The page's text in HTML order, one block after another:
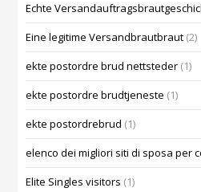
Echte
Eine legitime Versandbrautbraut (2)
ekte postordre brud nettsteder (1)
ekte postordre brudtjeneste (1)
ekte postordrebrud (1)
elenco dei migliori siti di sposa per
Elite Singles visitors (1)